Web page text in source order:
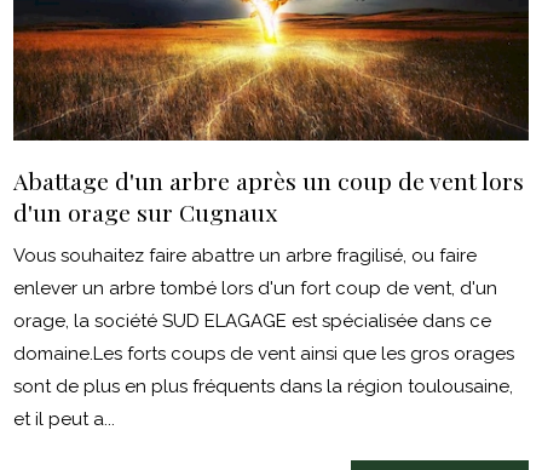
Abattage d'un arbre après un coup de vent lors
d'un orage sur Cugnaux
Vous souhaitez faire abattre un arbre fragilisé, ou faire
enlever un arbre tombé lors d'un fort coup de vent, d'un
orage, la société SUD ELAGAGE est spécialisée dans ce
domaine.Les forts coups de vent ainsi que les gros orages
sont de plus en plus fréquents dans la région toulousaine,
et il peut a...